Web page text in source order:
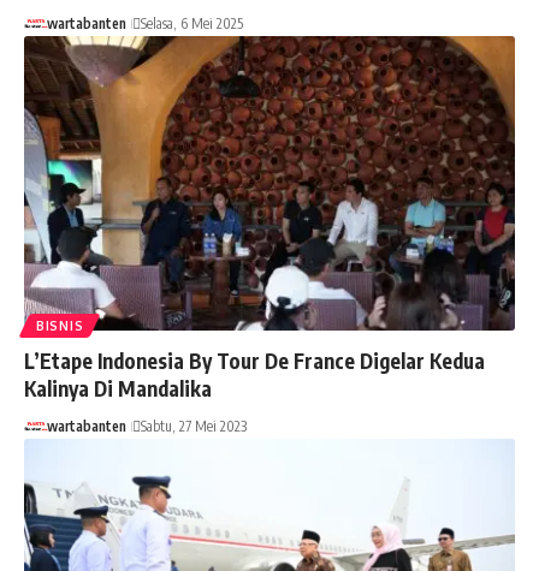
wartabanten Selasa, 6 Mei 2025
BISNIS
L’Etape Indonesia By Tour De France Digelar Kedua
Kalinya Di Mandalika
wartabanten Sabtu, 27 Mei 2023